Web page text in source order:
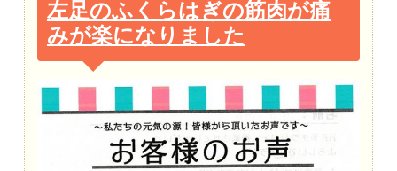
左足のふくらはぎの筋肉が痛
みが楽になりました